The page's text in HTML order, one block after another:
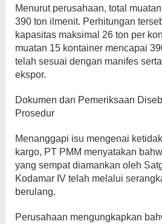
Menurut perusahaan, total
390 ton ilmenit. Perhitungan
kapasitas maksimal 26 ton per
muatan 15 kontainer mencapai
telah sesuai dengan manifes
ekspor.
Dokumen dan Pemeriksaan
Prosedur
Menanggapi isu mengenai
kargo, PT PMM menyatakan
yang sempat diamankan oleh
Kodamar IV telah melalui
berulang.
Perusahaan mengungkapkan